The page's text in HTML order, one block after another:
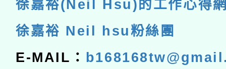
徐嘉裕(Neil Hsu)的工作心得
徐嘉裕 Neil hsu粉絲團
E-MAIL：